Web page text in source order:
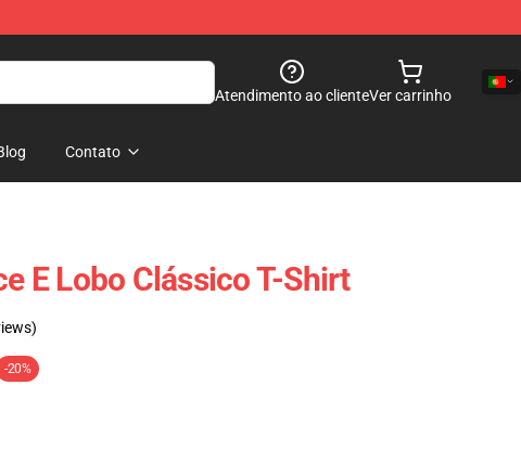
Atendimento ao clienteVer carrinho
Contato
E Lobo Clássico T-Shirt
-20%